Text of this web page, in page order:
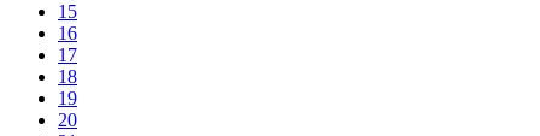
15
16
17
18
19
20